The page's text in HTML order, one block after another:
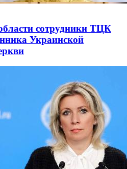
сотрудники ТЦК
Украинской